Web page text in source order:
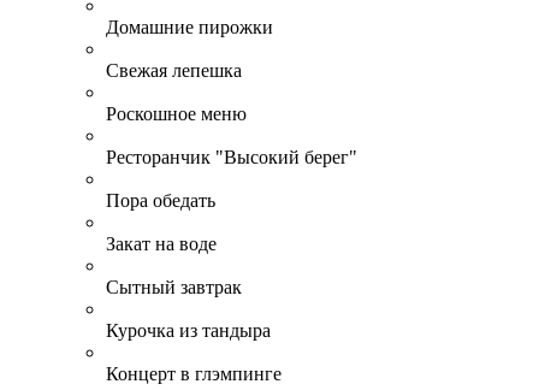
Домашние пирожки
Свежая лепешка
Роскошное меню
Ресторанчик "Высокий берег"
Пора обедать
Закат на воде
Сытный завтрак
Курочка из тандыра
Концерт в глэмпинге